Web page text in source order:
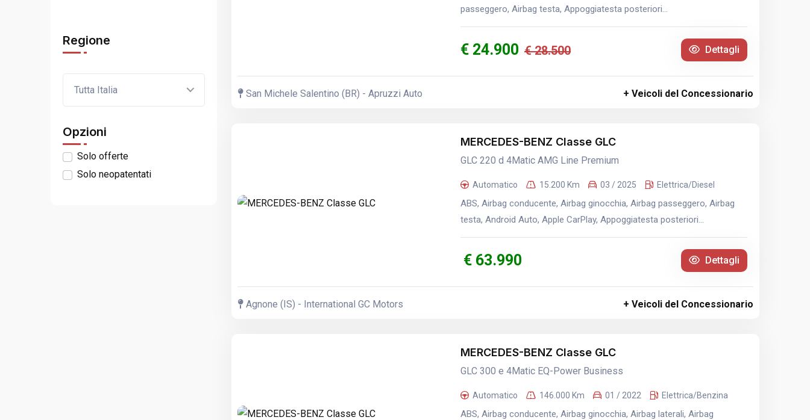
Regione
Tutta Italia
Opzioni
Solo offerte
Solo neopatentati
passeggero, Airbag testa, Appoggiatesta posteriori...
€ 24.900 € 28.500 Dettagli
San Michele Salentino (BR) - Apruzzi Auto + Veicoli del Concessionario
MERCEDES-BENZ Classe GLC
GLC 220 d 4Matic AMG Line Premium
Automatico 15.200 Km 03 / 2025 Elettrica/Diesel
ABS, Airbag conducente, Airbag ginocchia, Airbag passeggero, Airbag
testa, Android Auto, Apple CarPlay, Appoggiatesta posteriori...
€ 63.990 Dettagli
Agnone (IS) - International GC Motors + Veicoli del Concessionario
MERCEDES-BENZ Classe GLC
GLC 300 e 4Matic EQ-Power Business
Automatico 146.000 Km 01 / 2022 Elettrica/Benzina
ABS, Airbag conducente, Airbag ginocchia, Airbag laterali, Airbag